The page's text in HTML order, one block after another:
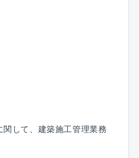
この分野で豊富な実績を
などから高い信頼を得て
ークライフバランスを重
です。社員一人ひとりの
実しており、安定した環
人にとって魅力的な会社
して、建築施工管理業務